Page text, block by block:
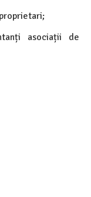
asociații de